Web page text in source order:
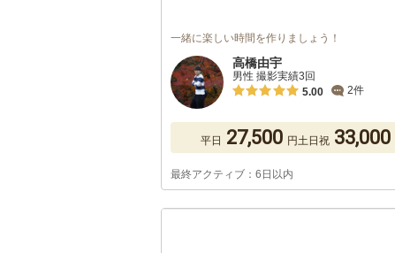
一緒に楽しい時間を作りましょう！
高橋由宇
男性 撮影実績3回
5.00
2件
平日 27,500 円土日祝 33,000
最終アクティブ：6日以内